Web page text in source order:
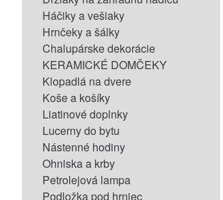
Háčiky a vešiaky
Hrnčeky a šálky
Chalupárske dekorácie
KERAMICKÉ DOMČEKY
Klopadlá na dvere
Koše a košíky
Liatinové doplnky
Lucerny do bytu
Nástenné hodiny
Ohniska a krby
Petrolejová lampa
Podložka pod hrniec